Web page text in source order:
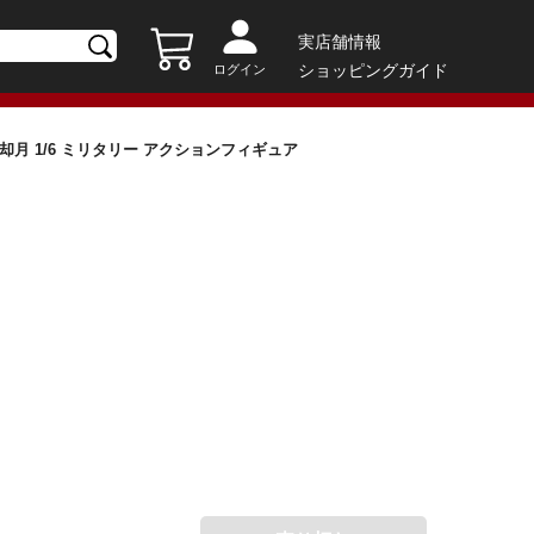
ログイン
実店舗情報
ショッピングガイド
月 1/6 ミリタリー アクションフィギュア